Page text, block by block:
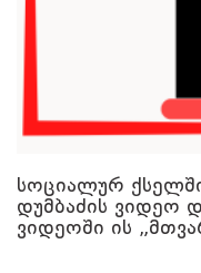
სოციალურ
დუმბაძის ვიდეო
ვიდეოში ის